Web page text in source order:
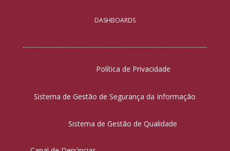
DASHBOARDS
Política de Privacidade
Sistema de Gestão de Segurança da Informação
Sistema de Gestão de Qualidade